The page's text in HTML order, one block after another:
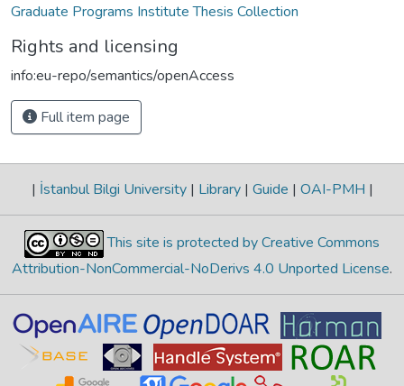
Graduate Programs Institute Thesis Collection
Rights and licensing
info:eu-repo/semantics/openAccess
Full item page
| İstanbul Bilgi University | Library | Guide | OAI-PMH |
This site is protected by Creative Commons
Attribution-NonCommercial-NoDerivs 4.0 Unported License.